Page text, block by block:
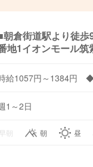
朝倉街道駅より徒
地1イオンモール筑
給1057円～1384円
1～2日
朝 朝 昼